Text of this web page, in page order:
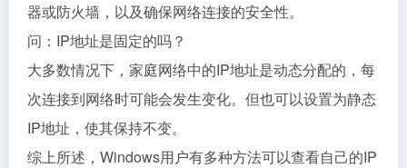
器或防火墙，以及确保网络连接的安全性。
问：IP地址是固定的吗？
大多数情况下，家庭网络中的IP地址是动态分配的，每
次连接到网络时可能会发生变化。但也可以设置为静态
IP地址，使其保持不变。
综上所述，Windows用户有多种方法可以查看自己的IP